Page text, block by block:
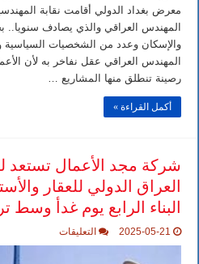
معرض بغداد الدولي أقامت نقابة
المهندس العراقي والذي يصادف سنويا..
والإسكان وعدد من الشخصيات السياسية
المهندس العراقي عقل نفاخر به لأن
رصينة تنطلق منها المشاريع …
أكمل القراءة »
شركة مجد الأعمال تستعد
العراق الدولي للعقار
البناء الرابع يوم غدأ
2025-05-21 التعليقات